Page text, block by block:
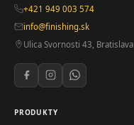
+421 949 003 574
info@finishing.sk
Ulica Svornosti 43, Bratislava
PRODUKTY